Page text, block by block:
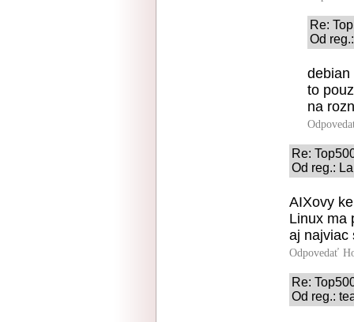
Re:
Od
debian
to
na
Re:
Od reg.:
AIXovy
Linux ma
aj najviac
Odpovedať
Re:
Od reg.: